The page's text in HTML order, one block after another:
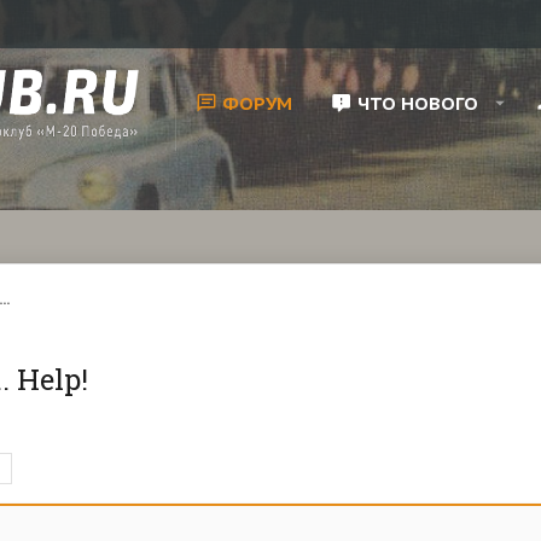
ФОРУМ ЧТО НОВОГО
Help!